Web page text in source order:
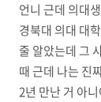
언니 근데 의대
경북대 의대 대
줄 알았는데 그
때 근데 나는 진
2년 만난 거 아